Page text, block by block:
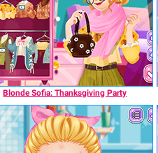
Blonde Sofia: Thanksgiving Party